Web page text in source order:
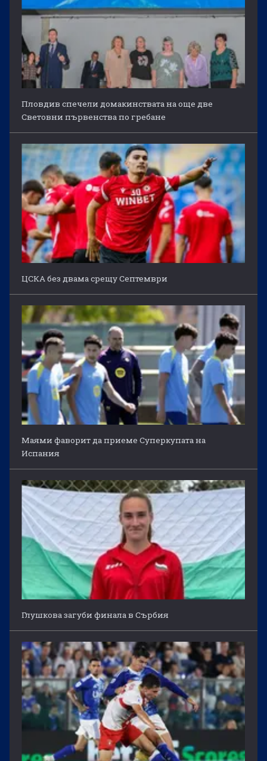
Пловдив спечели домакинствата на още две
Световни първенства по гребане
ЦСКА без двама срещу Септември
Маями фаворит да приеме Суперкупата на
Испания
Глушкова загуби финала в Сърбия